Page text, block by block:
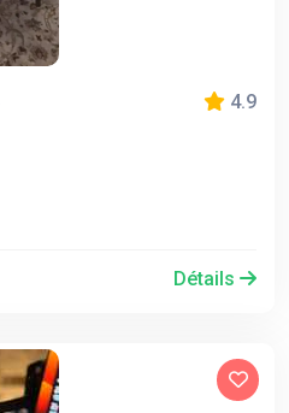
4.9
Détails